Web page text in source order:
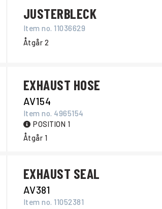
JUSTERBLECK
Item no.11036629
Åtgår 2
EXHAUST HOSE
AV154
Item no. 4965154
POSITION 1
Åtgår 1
EXHAUST SEAL
AV381
Item no.11052381